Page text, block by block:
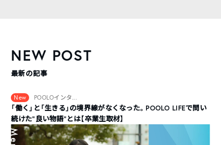
NEW POST
最新の記事
New POOLOインタ...
「働く」と「生きる」の境界線がなくなった。POOLO LIFEで問い
続けた“良い物語”とは【卒業生取材】